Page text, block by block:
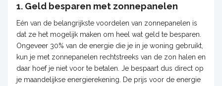
1. Geld besparen met zonnepanelen
Eén van de belangrijkste voordelen van zonnepanelen is
dat ze het mogelijk maken om heel wat geld te besparen.
Ongeveer 30% van de energie die je in je woning gebruikt,
kun je met zonnepanelen rechtstreeks van de zon halen en
daar hoef je niet voor te betalen. Je bespaart dus direct op
je maandelijkse energierekening. De prijs voor de energie